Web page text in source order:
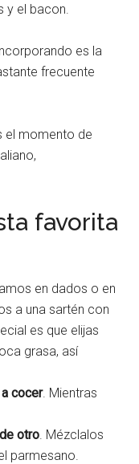
y el bacon.
es la
frecuente
el momento de
favorita
en dados o en
a una sartén con
es que elijas
grasa, así
cocer. Mientras
otro . Mézclalos
parmesano.